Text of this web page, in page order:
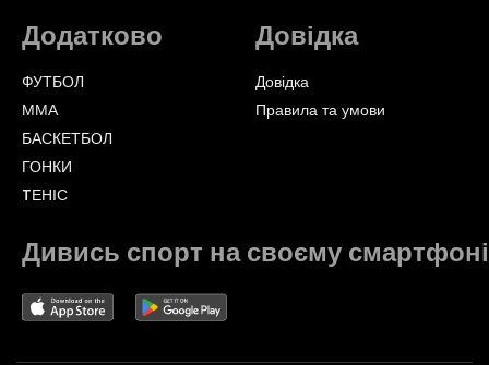
Додатково
ФУТБОЛ
ММА
БАСКЕТБОЛ
ГОНКИ
TЕНІС
Довідка
Довідка
Правила та умови
Дивись спорт на своєму смартфоні